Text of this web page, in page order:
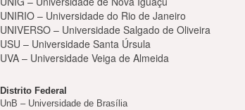
UNIRIO – Universidade do Rio de Janeiro
UNIVERSO – Universidade Salgado de Oliveira
USU – Universidade Santa Úrsula
UVA – Universidade Veiga de Almeida
Distrito Federal
UnB – Universidade de Brasília